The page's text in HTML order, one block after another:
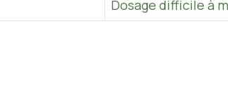
Dosage difficile à